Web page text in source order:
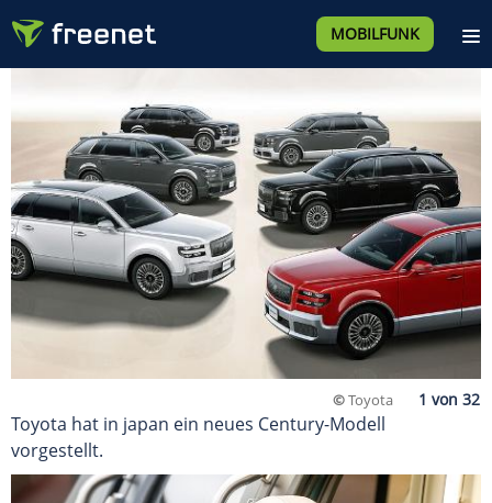
MOBILFUNK
©Toyota
Toyota hat in japan ein neues Century-Modell
vorgestellt.